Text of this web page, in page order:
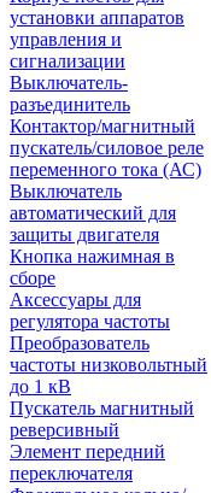
установки аппаратов
управления и
сигнализации
Выключатель-
разъединитель
Контактор/магнитный
пускатель/силовое реле
переменного тока (АС)
Выключатель
автоматический для
защиты двигателя
Кнопка нажимная в
сборе
Аксессуары для
регулятора частоты
Преобразователь
частоты низковольтный
до 1 кВ
Пускатель магнитный
реверсивный
Элемент передний
переключателя